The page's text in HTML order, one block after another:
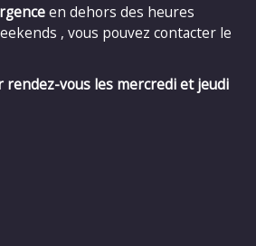
en dehors des heures
, vous pouvez contacter le
rendez-vous les mercredi et jeudi